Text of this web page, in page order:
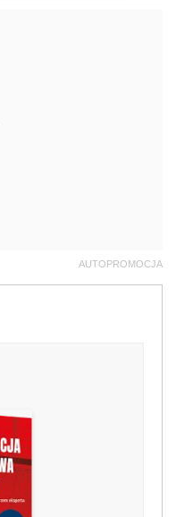
AUTOPROMOCJA